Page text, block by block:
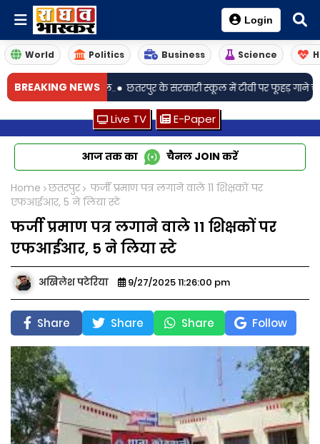
Login
World Politics Business Science
BREAKING NEWS
गंभीर घायल..• छतरपुर के सरकारी स्कूल में टीवी पर फूहड़ गाने चलने का वीडियो
Live TV E-Paper
आज तक का चैनल JOIN करें
Home छतरपुर
फर्जी प्रमाण पत्र लगाने वाले 11 शिक्षकों पर
एफआईआर, 5 ने लिया स्टे
फर्जी प्रमाण पत्र लगाने वाले 11 शिक्षकों पर
एफआईआर, 5 ने लिया स्टे
अखिलेश पटेरिया 9/27/2025 11:26:00 pm
Share Share Share Follow